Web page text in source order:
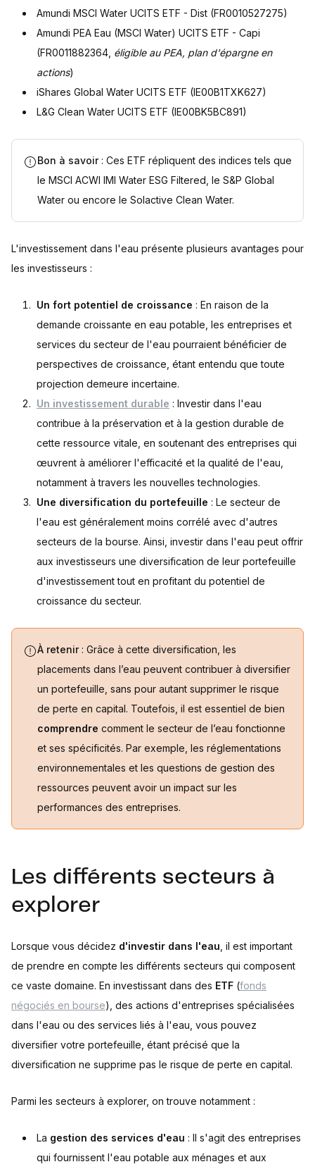
Amundi MSCI Water UCITS ETF - Dist (FR0010527275)
Amundi PEA Eau (MSCI Water) UCITS ETF - Capi
(FR0011882364, éligible au PEA, plan d'épargne en
actions)
iShares Global Water UCITS ETF (IE00B1TXK627)
L&G Clean Water UCITS ETF (IE00BK5BC891)
Bon à savoir : Ces ETF répliquent des indices tels que
le MSCI ACWI IMI Water ESG Filtered, le S&P Global
Water ou encore le Solactive Clean Water.
L'investissement dans l'eau présente plusieurs avantages pour
les investisseurs :
Un fort potentiel de croissance : En raison de la
demande croissante en eau potable, les entreprises et
services du secteur de l'eau pourraient bénéficier de
perspectives de croissance, étant entendu que toute
projection demeure incertaine.
Un investissement durable : Investir dans l'eau
contribue à la préservation et à la gestion durable de
cette ressource vitale, en soutenant des entreprises qui
œuvrent à améliorer l'efficacité et la qualité de l'eau,
notamment à travers les nouvelles technologies.
Une diversification du portefeuille : Le secteur de
l'eau est généralement moins corrélé avec d'autres
secteurs de la bourse. Ainsi, investir dans l'eau peut offrir
aux investisseurs une diversification de leur portefeuille
d'investissement tout en profitant du potentiel de
croissance du secteur.
À retenir : Grâce à cette diversification, les
placements dans l’eau peuvent contribuer à diversifier
un portefeuille, sans pour autant supprimer le risque
de perte en capital. Toutefois, il est essentiel de bien
comprendre comment le secteur de l’eau fonctionne
et ses spécificités. Par exemple, les réglementations
environnementales et les questions de gestion des
ressources peuvent avoir un impact sur les
performances des entreprises.
Les différents secteurs à
explorer
Lorsque vous décidez d'investir dans l'eau , il est important
de prendre en compte les différents secteurs qui composent
ce vaste domaine. En investissant dans des ETF (fonds
négociés en bourse), des actions d'entreprises spécialisées
dans l'eau ou des services liés à l'eau, vous pouvez
diversifier votre portefeuille, étant précisé que la
diversification ne supprime pas le risque de perte en capital.
Parmi les secteurs à explorer, on trouve notamment :
La gestion des services d'eau : Il s'agit des entreprises
qui fournissent l'eau potable aux ménages et aux